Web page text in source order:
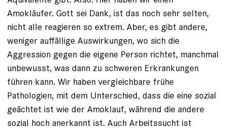
Amokläufer. Gott sei Dank, ist das noch sehr selten,
nicht alle reagieren so extrem. Aber, es gibt andere,
weniger auffällige Auswirkungen, wo sich die
Aggression gegen die eigene Person richtet, manchmal
unbewusst, was dann zu schweren Erkrankungen
führen kann. Wir haben vergleichbare frühe
Pathologien, mit dem Unterschied, dass die eine sozial
geächtet ist wie der Amoklauf, während die andere
sozial hoch anerkannt ist. Auch Arbeitssucht ist